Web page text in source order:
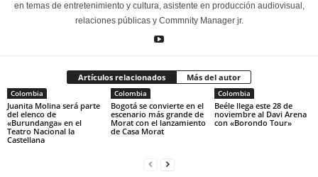
en temas de entretenimiento y cultura, asistente en producción audiovisual,
relaciones públicas y Commnity Manager jr.
Artículos relacionados Más del autor
Colombia
Juanita Molina será parte
del elenco de
«Burundanga» en el
Teatro Nacional la
Castellana
Colombia
Bogotá se convierte en el
escenario más grande de
Morat con el lanzamiento
de Casa Morat
Colombia
Beéle llega este 28 de
noviembre al Davi Arena
con «Borondo Tour»